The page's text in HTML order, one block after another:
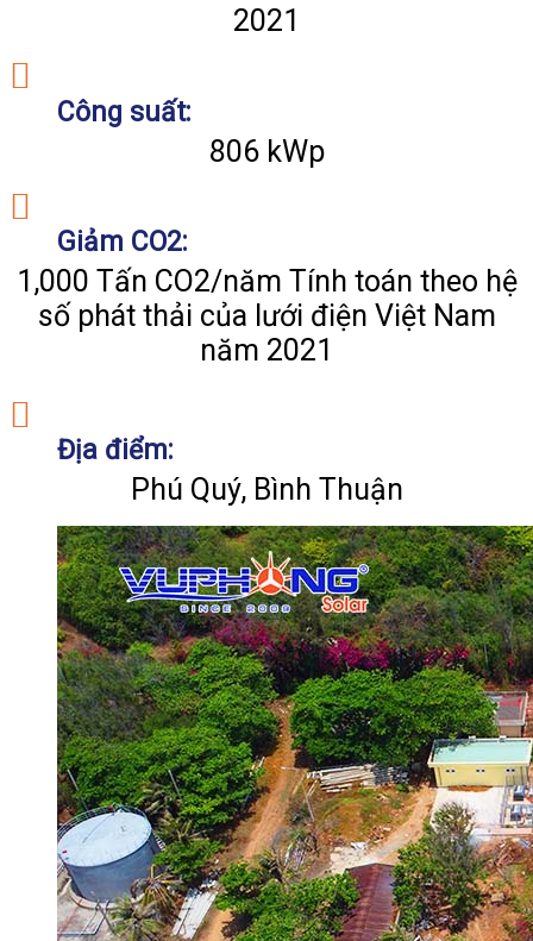
2021
Công suất:
806 kWp
Giảm CO2:
1,000 Tấn CO2/năm Tính toán theo hệ
số phát thải của lưới điện Việt Nam
năm 2021
Địa điểm:
Phú Quý, Bình Thuận